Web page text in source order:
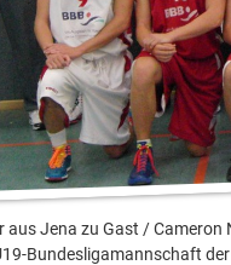
aus Jena zu Gast /
Bundesligamannschaft